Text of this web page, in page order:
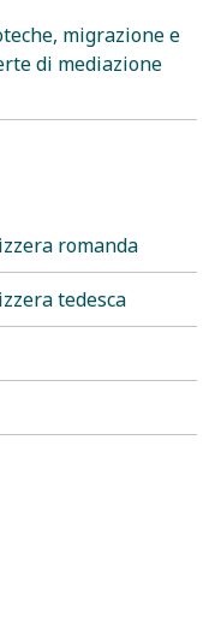
migrazione e
di mediazione
romanda
tedesca